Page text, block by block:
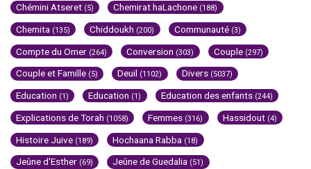
Chémini Atseret (5) Chemirat haLachone (188)
Chemita (135) Chiddoukh (200) Communauté (3)
Compte du Omer (264) Conversion (303) Couple (297)
Couple et Famille (5) Deuil (1102) Divers (5037)
Education (1) Education (1) Education des enfants (244)
Explications de Torah (1058) Femmes (316) Hassidout (4)
Histoire Juive (189) Hochaana Rabba (18)
Jeûne d'Esther (69) Jeûne de Guedalia (51)